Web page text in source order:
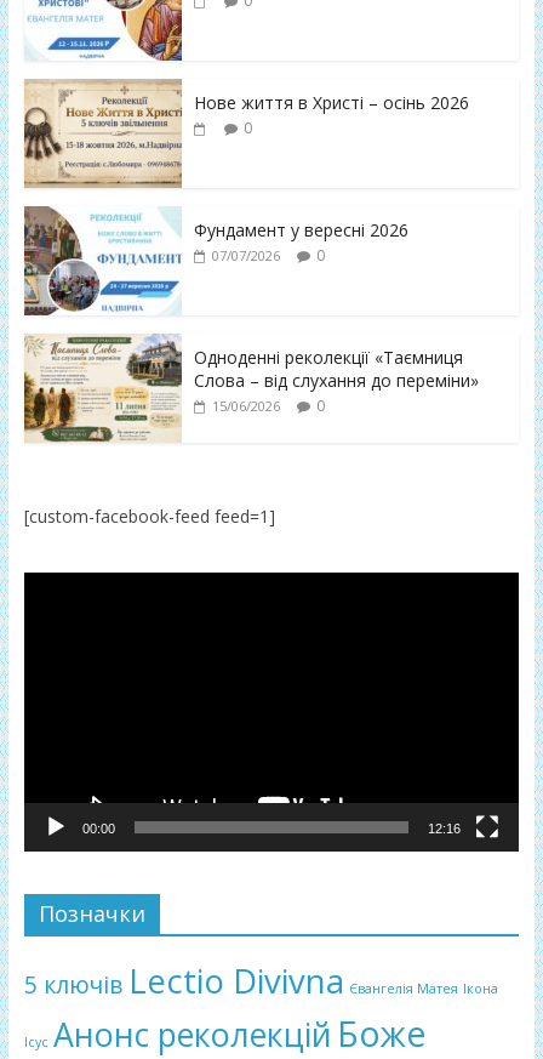
Нове життя в Христі – осінь 2026
0
Фундамент у вересні 2026
07/07/2026 0
Одноденні реколекції «Таємниця
Слова – від слухання до переміни»
15/06/2026 0
[custom-facebook-feed feed=1]
00:00 12:16
Позначки
5 ключів Lectio Divivna Євангелія Матея Ікона
Ісус Анонс реколекцій Боже